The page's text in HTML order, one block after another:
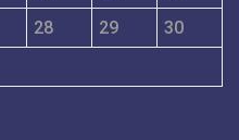
28 29
30